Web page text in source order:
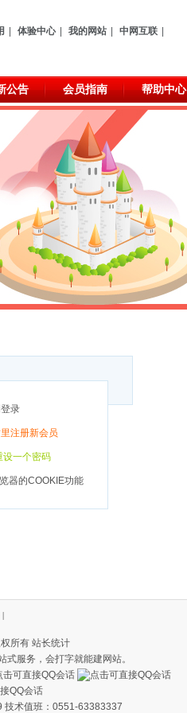
体验中心 我的网站 中网互联
公告 会员指南 帮助中心
录
注册新会员
设一个密码
器的COOKIE功能
所有 站长统计
式服务，会打字就能建网站。
技术值班：0551-63383337
|